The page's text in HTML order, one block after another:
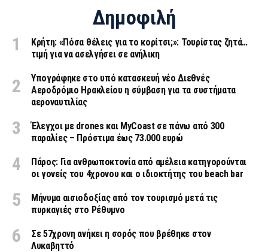
Δημοφιλή
Κρήτη: «Πόσα θέλεις για το κορίτσι;»: Τουρίστας ζητά…
τιμή για να ασελγήσει σε ανήλικη
Υπογράφηκε στο υπό κατασκευή νέο Διεθνές
Αεροδρόμιο Ηρακλείου η σύμβαση για τα συστήματα
αεροναυτιλίας
Έλεγχοι με drones και MyCoast σε πάνω από 300
παραλίες – Πρόστιμα έως 73.000 ευρώ
Πάρος: Για ανθρωποκτονία από αμέλεια κατηγορούνται
οι γονείς του 4χρονου και ο ιδιοκτήτης του beach bar
Μήνυμα αισιοδοξίας από τον τουρισμό μετά τις
πυρκαγιές στο Ρέθυμνο
Σε 57χρονη ανήκει η σορός που βρέθηκε στον
Λυκαβηττό